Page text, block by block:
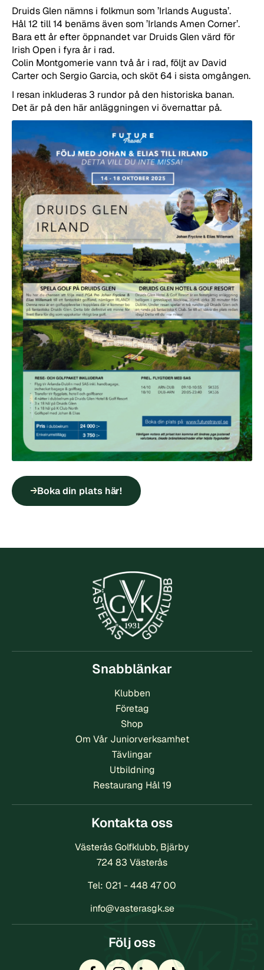
Druids Glen nämns i folkmun som ’Irlands Augusta’.
Hål 12 till 14 benäms även som ’Irlands Amen Corner’.
Bara ett år efter öppnandet var Druids Glen värd för
Irish Open i fyra år i rad.
Colin Montgomerie vann två år i rad, följt av David
Carter och Sergio Garcia, och sköt 64 i sista omgången.
I resan inkluderas 3 rundor på den historiska banan.
Det är på den här anläggningen vi övernattar på.
Boka din plats här!
Snabblänkar
Klubben
Företag
Shop
Om Vår Juniorverksamhet
Tävlingar
Utbildning
Restaurang Hål 19
Kontakta oss
Västerås Golfklubb, Bjärby
724 83 Västerås
Tel: 021 - 448 47 00
info@vasterasgk.se
Följ oss